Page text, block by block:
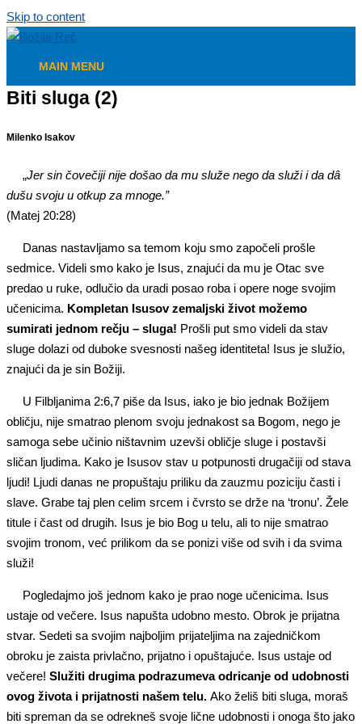
Skip to content
MAIN MENU
Biti sluga (2)
Milenko Isakov
„Jer sin čovečiji nije došao da mu služe nego da služi i da dâ
dušu svoju u otkup za mnoge.”
(Matej 20:28)
Danas nastavljamo sa temom koju smo započeli prošle
sedmice. Videli smo kako je Isus, znajući da mu je Otac sve
predao u ruke, odlučio da uradi posao roba i opere noge svojim
učenicima. Kompletan Isusov zemaljski život možemo
sumirati jednom rečju – sluga! Prošli put smo videli da stav
sluge dolazi od duboke svesnosti našeg identiteta! Isus je služio,
znajući da je sin Božiji.
U Filbljanima 2:6,7 piše da Isus, iako je bio jednak Božijem
obličju, nije smatrao plenom svoju jednakost sa Bogom, nego je
samoga sebe učinio ništavnim uzevši obličje sluge i postavši
sličan ljudima. Kako je Isusov stav u potpunosti drugačiji od stava
ljudi! Ljudi danas ne propuštaju priliku da zauzmu poziciju časti i
slave. Grabe taj plen celim srcem i čvrsto se drže na ‘tronu’. Žele
titule i čast od drugih. Isus je bio Bog u telu, ali to nije smatrao
svojim tronom, već prilikom da se ponizi više od svih i da svima
služi!
Pogledajmo još jednom kako je prao noge učenicima. Isus
ustaje od večere. Isus napušta udobno mesto. Obrok je prijatna
stvar. Sedeti sa svojim najboljim prijateljima na zajedničkom
obroku je zaista privlačno, prijatno i opuštajuće. Isus ustaje od
večere! Služiti drugima podrazumeva odricanje od udobnosti
ovog života i prijatnosti našem telu. Ako želiš biti sluga, moraš
biti spreman da se odrekneš svoje lične udobnosti i onoga što jako